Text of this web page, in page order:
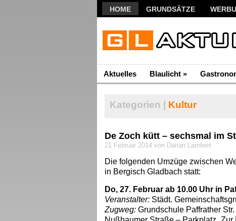
HOME GRUNDSÄTZE
Aktuelles Blaulicht »
Kategorien | Kultur
De Zoch kütt – sechsmal im
21 Februar 2014 von Darian Lambert
Die folgenden Umzüge zwischen
in Bergisch Gladbach statt:
Do, 27. Februar ab 10.00 Uhr in
Veranstalter: Städt.
Zugweg: Grundschule Paffrather